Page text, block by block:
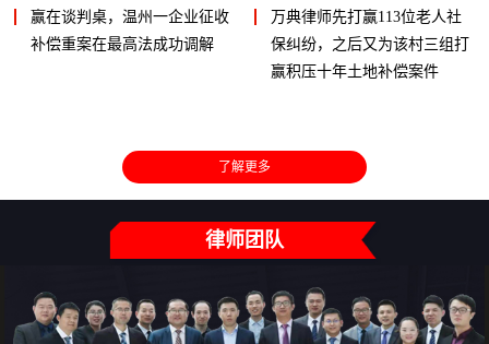
赢在谈判桌，温州一企业征收
补偿重案在最高法成功调解
万典律师先打赢113位老人社
保纠纷，之后又为该村三组打
赢积压十年土地补偿案件
了解更多
律师团队